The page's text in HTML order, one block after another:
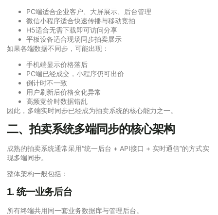
PC端适合企业客户、大屏展示、后台管理
微信小程序适合快速传播与移动竞拍
H5适合无需下载即可访问分享
平板设备适合现场同步拍卖展示
如果各端数据不同步，可能出现：
手机端显示价格落后
PC端已经成交，小程序仍可出价
倒计时不一致
用户刷新后价格变化异常
高频竞价时数据错乱
因此，多端实时同步已经成为拍卖系统的核心能力之一。
二、拍卖系统多端同步的核心架构
成熟的拍卖系统通常采用“统一后台 + API接口 + 实时通信”的方式实
现多端同步。
整体架构一般包括：
1. 统一业务后台
所有终端共用同一套业务数据库与管理后台。